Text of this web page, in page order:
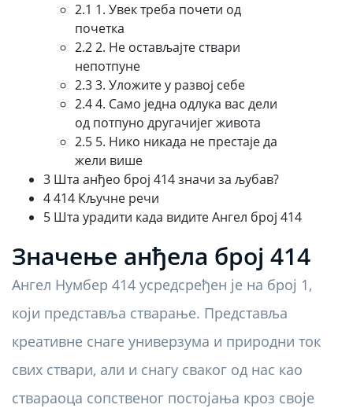
2.1 1. Увек треба почети од
почетка
2.2 2. Не остављајте ствари
непотпуне
2.3 3. Уложите у развој себе
2.4 4. Само једна одлука вас дели
од потпуно другачијег живота
2.5 5. Нико никада не престаје да
жели више
3 Шта анђео број 414 значи за љубав?
4 414 Кључне речи
5 Шта урадити када видите Ангел број 414
Значење анђела број 414
Ангел Нумбер 414 усредсређен је на број 1,
који представља стварање. Представља
креативне снаге универзума и природни ток
свих ствари, али и снагу сваког од нас као
ствараоца сопственог постојања кроз своје